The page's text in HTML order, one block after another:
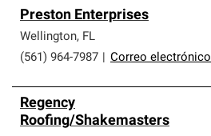
Preston Enterprises
Wellington, FL
(561) 964-7987
Correo electrónico
Regency
Roofing/Shakemasters